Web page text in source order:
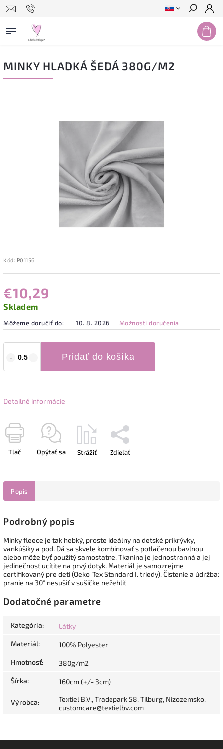
Hľadať
MINKY HLADKÁ ŠEDÁ 380G/M2
Kód: P01156
€10,29
Skladem
Môžeme doručiť do: 10. 8. 2026 Možnosti doručenia
Pridať do košíka
Detailné informácie
Tlač Opýtať sa Strážiť Zdieľať
Popis
Podrobný popis
Minky fleece je tak hebký, proste ideálny na detské prikrývky,
vankúšiky a pod. Dá sa skvele kombinovať s potlačenou bavlnou
alebo môže byť použitý samostatne. Tkanina je jednostranná a jej
jedinečnosť ucítite na prvý dotyk. Materiál je samozrejme
certifikovaný pre deti (Oeko-Tex Standard I. triedy). Čistenie a údržba:
pranie na 30° nesušiť v sušičke nežehliť
Dodatočné parametre
Kategória: Látky
Materiál: 100% Polyester
Hmotnosť: 380g/m2
Šírka: 160cm (+/- 3cm)
Výrobca:
Textiel B.V., Tradepark 58, Tilburg, Nizozemsko,
customcare@textielbv.com